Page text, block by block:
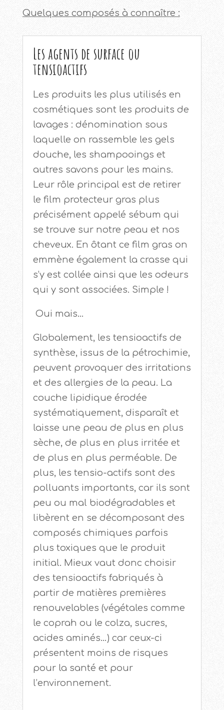
Quelques composés à connaître :
Les agents de surface ou
tensioactifs
Les produits les plus utilisés en
cosmétiques sont les produits de
lavages : dénomination sous
laquelle on rassemble les gels
douche, les shampooings et
autres savons pour les mains.
Leur rôle principal est de retirer
le film protecteur gras plus
précisément appelé sébum qui
se trouve sur notre peau et nos
cheveux. En ôtant ce film gras on
emmène également la crasse qui
s’y est collée ainsi que les odeurs
qui y sont associées. Simple !
Oui mais…
Globalement, les tensioactifs de
synthèse, issus de la pétrochimie,
peuvent provoquer des irritations
et des allergies de la peau. La
couche lipidique érodée
systématiquement, disparaît et
laisse une peau de plus en plus
sèche, de plus en plus irritée et
de plus en plus perméable. De
plus, les tensio-actifs sont des
polluants importants, car ils sont
peu ou mal biodégradables et
libèrent en se décomposant des
composés chimiques parfois
plus toxiques que le produit
initial. Mieux vaut donc choisir
des tensioactifs fabriqués à
partir de matières premières
renouvelables (végétales comme
le coprah ou le colza, sucres,
acides aminés…) car ceux-ci
présentent moins de risques
pour la santé et pour
l’environnement.